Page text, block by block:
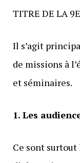
TITRE DE LA
Il s’agit
de missions à
et séminaires.
1. Les
Ce sont surtout